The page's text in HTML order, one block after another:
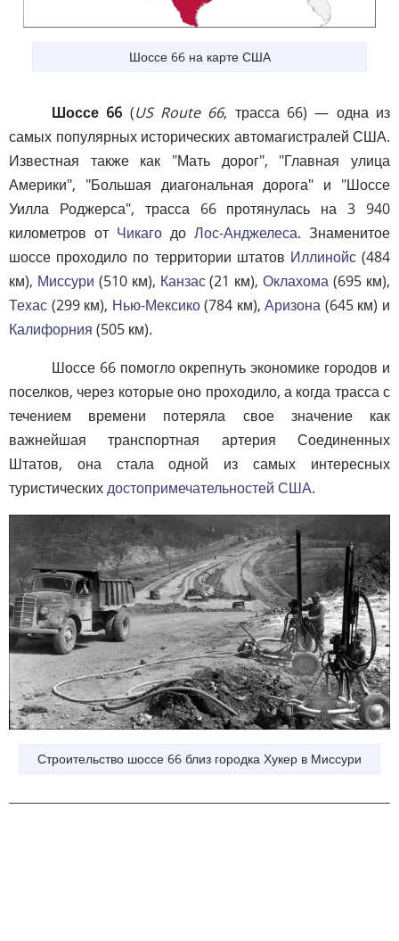
Шоссе 66 на карте США
Шоссе 66 (US Route 66, трасса 66) — одна из
самых популярных исторических автомагистралей США.
Известная также как "Мать дорог", "Главная улица
Америки", "Большая диагональная дорога" и "Шоссе
Уилла Роджерса", трасса 66 протянулась на 3 940
километров от Чикаго до Лос-Анджелеса. Знаменитое
шоссе проходило по территории штатов Иллинойс(484
км), Миссури (510 км), Канзас(21 км),Оклахома (695 км),
Техас (299 км), Нью-Мексико(784 км),Аризона (645 км) и
Калифорния (505 км).
Шоссе 66 помогло окрепнуть экономике городов и
поселков, через которые оно проходило, а когда трасса с
течением времени потеряла свое значение как
важнейшая транспортная артерия Соединенных
Штатов, она стала одной из самых интересных
туристическихдостопримечательностей США.
Строительство шоссе 66 близ городка Хукер в Миссури